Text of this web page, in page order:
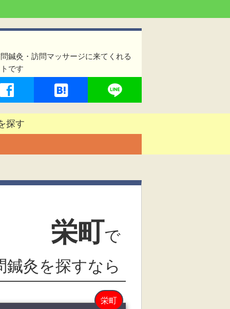
鍼灸・訪問マッサージに来てくれる
です
探す
栄町で
灸を探すなら
栄町